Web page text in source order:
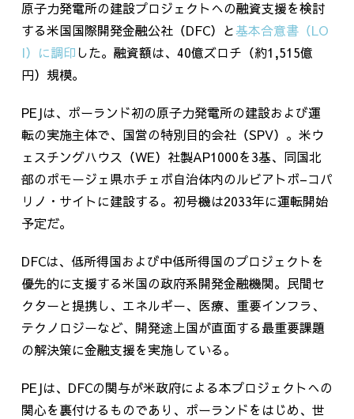
原子力発電所の建設プロジェクトへの融資支援を検討
する米国国際開発金融公社（DFC）と基本合意書（LO
I）に調印した。融資額は、 40億ズロチ（約1,515億
円）規模。
PEJは、ポーランド初の原子力発電所の建設および運
転の実施主体で、国営の特別目的会社（SPV）。米ウ
ェスチングハウス（WE）社製AP1000を3基、同国北
部のポモージェ県ホチェボ自治体内のルビアトボ–コパ
リノ・サイトに建設する。初号機は2033年に運転開始
予定だ。
DFCは、低所得国および中低所得国のプロジェクトを
優先的に支援する米国の政府系開発金融機関。民間セ
クターと提携し、エネルギー、医療、重要インフラ、
テクノロジーなど、開発途上国が直面する最重要課題
の解決策に金融支援を実施している。
PEJは、 DFCの関与が米政府による本プロジェクトへの
関心を裏付けるものであり、ポーランドをはじめ、世